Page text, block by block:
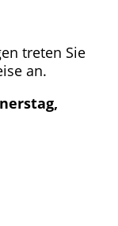
treten Sie
an.